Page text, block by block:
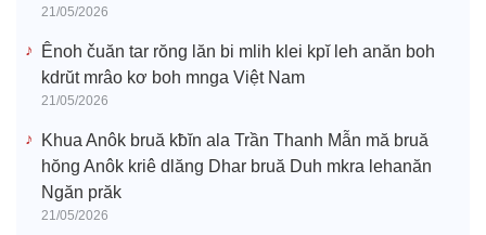
21/05/2026
Ênoh čuăn tar rŏng lăn bi mlih klei kpĭ leh anăn boh
kdrŭt mrâo kơ boh mnga Việt Nam
21/05/2026
Khua Anôk bruă kƀĭn ala Trần Thanh Mẫn mă bruă
hŏng Anôk kriê dlăng Dhar bruă Duh mkra lehanăn
Ngăn prăk
21/05/2026